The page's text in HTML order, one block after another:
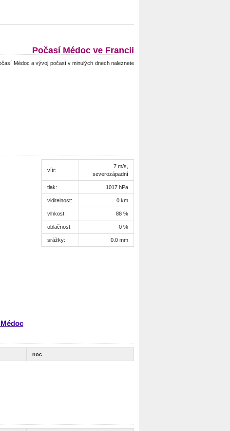
Počasí Médoc ve Francii
Médoc a vývoj počasí v minulých dnech naleznete
vítr:
7 m/s,
severozápadní
tlak: 1017 hPa
viditelnost: 0 km
vlhkost: 88 %
oblačnost: 0 %
srážky: 0.0 mm
noc